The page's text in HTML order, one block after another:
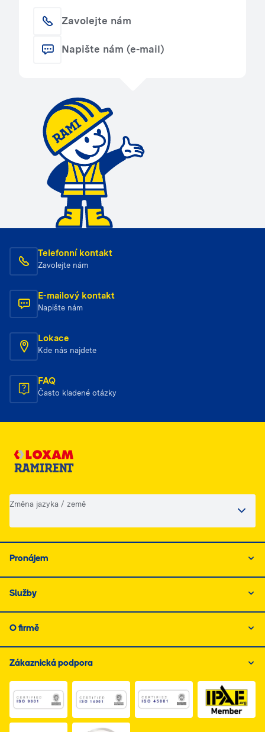
Zavolejte nám
Napište nám (e-mail)
Telefonní kontakt
Zavolejte nám
E-mailový kontakt
Napište nám
Lokace
Kde nás najdete
FAQ
Často kladené otázky
Změna jazyka / země
Pronájem
Služby
O firmě
Zákaznická podpora
Link do dokumentu PDF z certyfikatem ISO 1, otwiera
Link do dokumentu PDF z certyfikatem
Link do dokumentu